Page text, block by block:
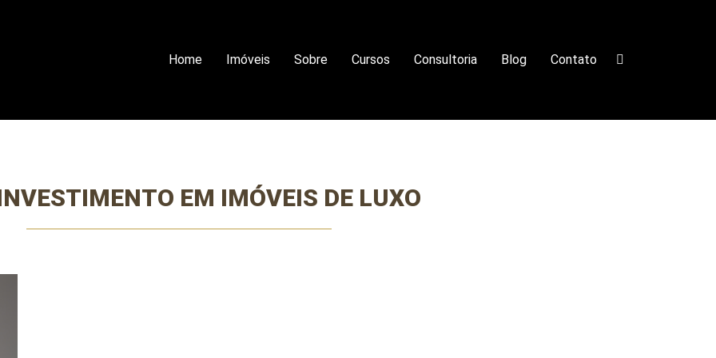
Home Imóveis Sobre Cursos Consultoria Blog Contato
EM IMÓVEIS DE LUXO